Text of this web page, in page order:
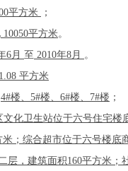
平方米
；
10050平方米。
6月 至 2010年8月 。
平方米
4#楼、5#楼、6#楼、7#楼 ；
文化卫生站位于六号住宅楼
；综合超市位于六号楼
层，建筑面积160平方米